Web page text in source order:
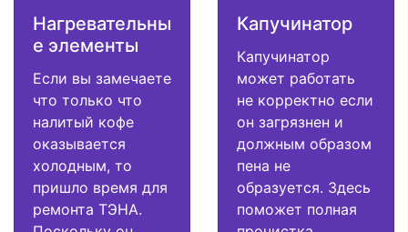
Нагревательны
е элементы
Если вы замечаете
что только что
налитый кофе
оказывается
холодным, то
пришло время для
ремонта ТЭНА.
Капучинатор
Капучинатор
может работать
не корректно если
он загрязнен и
должным образом
пена не
образуется. Здесь
поможет полная